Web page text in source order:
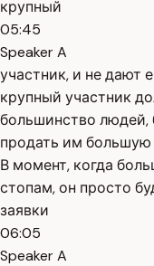
крупный
05:45
Speaker A
участник, и не дают
крупный участник
большинство
продать им большую
В момент, когда
стопам, он просто
заявки
06:05
Speaker A